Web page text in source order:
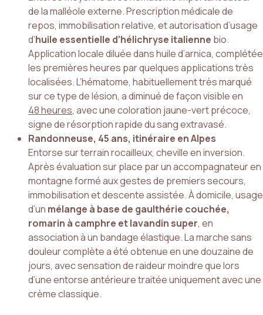
de la malléole externe. Prescription médicale de
repos, immobilisation relative, et autorisation d’usage
d’huile essentielle d’hélichryse italienne bio.
Application locale diluée dans huile d’arnica, complétée
les premières heures par quelques applications très
localisées. L’hématome, habituellement très marqué
sur ce type de lésion, a diminué de façon visible en
48 heures, avec une coloration jaune-vert précoce,
signe de résorption rapide du sang extravasé.
Randonneuse, 45 ans, itinéraire enAlpes
Entorse sur terrain rocailleux, cheville en inversion.
Après évaluation sur place par un accompagnateur en
montagne formé aux gestes de premiers secours,
immobilisation et descente assistée. À domicile, usage
d’un mélange à base de gaulthérie couchée,
romarin à camphre et lavandin super, en
association à un bandage élastique. La marche sans
douleur complète a été obtenue en une douzaine de
jours, avec sensation de raideur moindre que lors
d’une entorse antérieure traitée uniquement avec une
crème classique.